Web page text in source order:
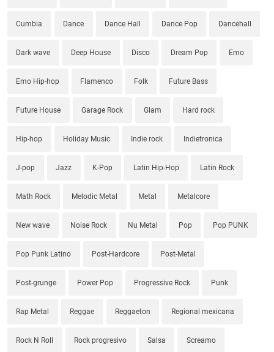
Cumbia Dance Dance Hall Dance Pop Dancehall
Dark wave Deep House Disco Dream Pop Emo
Emo Hip-hop Flamenco Folk Future Bass
Future House Garage Rock Glam Hard rock
Hip-hop Holiday Music Indie rock Indietronica
J-pop Jazz K-Pop Latin Hip-Hop Latin Rock
Math Rock Melodic Metal Metal Metalcore
New wave Noise Rock Nu Metal Pop Pop PUNK
Pop Punk Latino Post-Hardcore Post-Metal
Post-grunge Power Pop Progressive Rock Punk
Rap Metal Reggae Reggaeton Regional mexicana
Rock N Roll Rock progresivo Salsa Screamo